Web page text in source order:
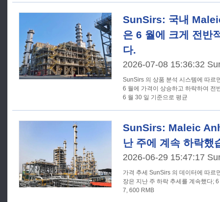
SunSirs: 국내
은 6 월에 크게 전반
다.
2026-07-08 15:36:32
SunSirs 의 상품 분석 시스템에 따르
6 월에 가격이 상승하고 하락하여 전
6 월 30 일 기준으로 평균
SunSirs: Maleic
난 주에 계속 하락했
2026-06-29 15:47:17
가격 추세 SunSirs 의 데이터에 따르면, 말레이크 무수화물의 국내 시
장은 지난 주 하락 추세를 계속했다;
7, 600 RMB